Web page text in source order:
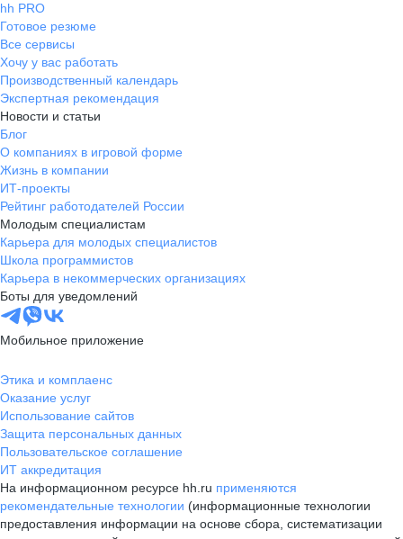
hh PRO
Готовое резюме
Все сервисы
Хочу у вас работать
Производственный календарь
Экспертная рекомендация
Новости и статьи
Блог
О компаниях в игровой форме
Жизнь в компании
ИТ-проекты
Рейтинг работодателей России
Молодым специалистам
Карьера для молодых специалистов
Школа программистов
Карьера в некоммерческих организациях
Боты для уведомлений
Мобильное приложение
Этика и комплаенс
Оказание услуг
Использование сайтов
Защита персональных данных
Пользовательское соглашение
ИТ аккредитация
На информационном ресурсе hh.ru применяются
рекомендательные технологии (информационные технологии
предоставления информации на основе сбора, систематизации